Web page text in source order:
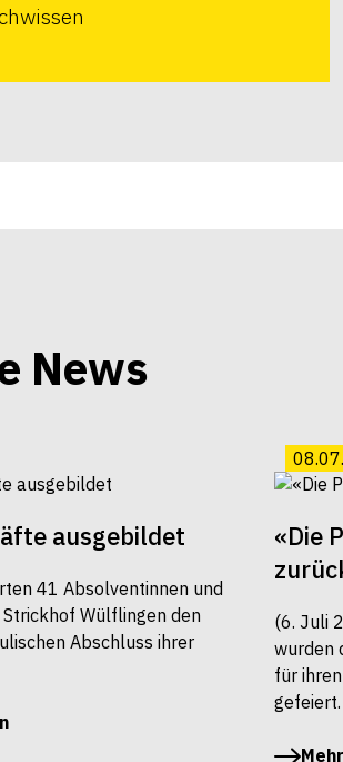
News
ausgebildet
41 Absolventinnen und
Wülflingen den
Abschluss ihrer
«Die
(6. Juli
wurden
für
gefeiert.